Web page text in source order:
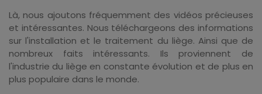
Là, nous ajoutons fréquemment des vidéos précieuses
et intéressantes. Nous téléchargeons des informations
sur l'installation et le traitement du liège. Ainsi que de
nombreux faits intéressants. Ils proviennent de
l'industrie du liège en constante évolution et de plus en
plus populaire dans le monde.